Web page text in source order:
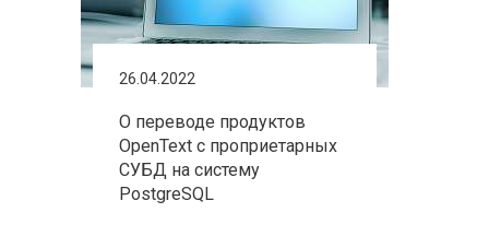
26.04.2022
О переводе продуктов
OpenText с проприетарных
СУБД на систему
PostgreSQL